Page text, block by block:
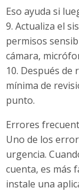
Eso ayuda si
9. Actualiza el
permisos
cámara,
10. Después
mínima de
punto.
Errores
Uno de los
urgencia.
cuenta, es más
instale una